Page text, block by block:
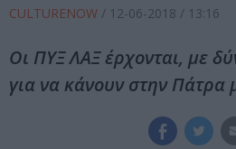
CULTURENOW / 12-06-2018 / 13:16
Οι ΠΥΞ ΛΑΞ έρχονται, με
για να κάνουν στην Πάτρα